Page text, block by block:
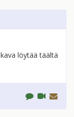
löytää täältä